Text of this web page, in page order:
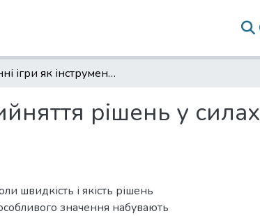
Воєнні ігри як інструмент підтримки прийняття рішень у силах безпеки і оборони
рішень у силах
швидкість і якість рішень
значення набувають